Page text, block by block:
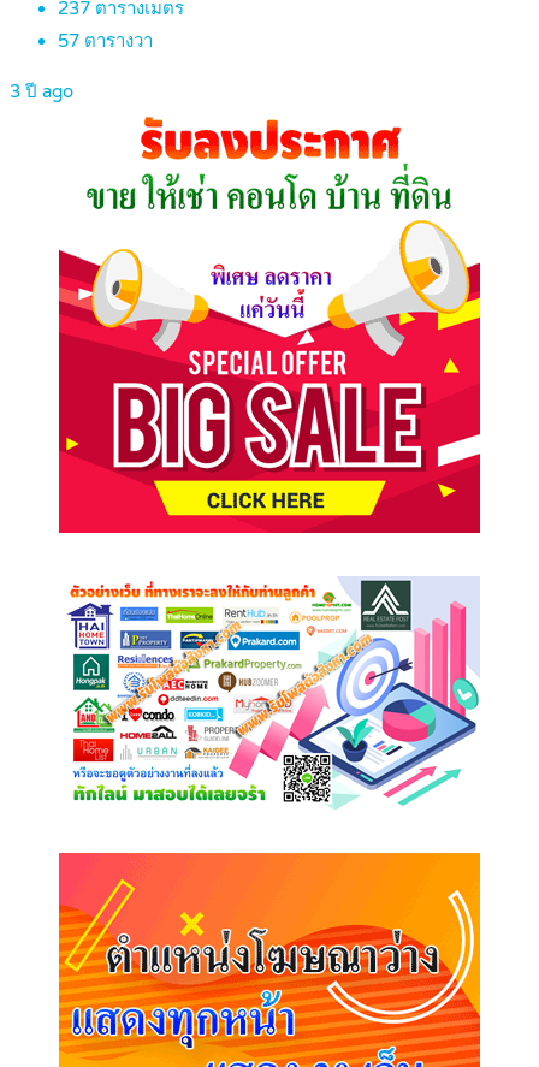
237 ตารางเมตร
57 ตารางวา
3 ปี ago